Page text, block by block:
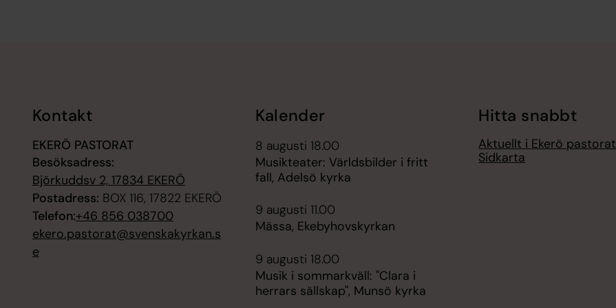
Kontakt
EKERÖ PASTORAT
Besöksadress:
Björkuddsv 2, 17834 EKERÖ
Postadress: BOX 116, 17822 EKERÖ
Telefon:+46 856 038700
ekero.pastorat@svenskakyrkan.s
e
Kalender
8 augusti 18.00
Musikteater: Världsbilder i fritt
fall, Adelsö kyrka
9 augusti 11.00
Mässa, Ekebyhovskyrkan
9 augusti 18.00
Musik i sommarkväll: "Clara i
herrars sällskap", Munsö kyrka
Hitta snabbt
Aktuellt i Ekerö pastorat
Sidkarta